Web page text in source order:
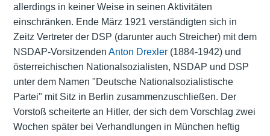
allerdings in keiner Weise in seinen Aktivitäten
einschränken. Ende März 1921 verständigten sich in
Zeitz Vertreter der DSP (darunter auch Streicher) mit dem
NSDAP-Vorsitzenden Anton Drexler(1884-1942) und
österreichischen Nationalsozialisten, NSDAP und DSP
unter dem Namen "Deutsche Nationalsozialistische
Partei" mit Sitz in Berlin zusammenzuschließen. Der
Vorstoß scheiterte an Hitler, der sich dem Vorschlag zwei
Wochen später bei Verhandlungen in München heftig